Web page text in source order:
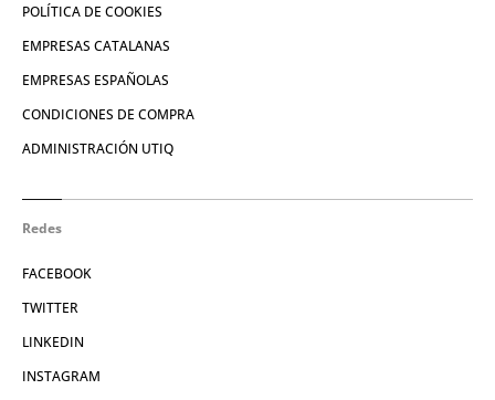
POLÍTICA DE COOKIES
EMPRESAS CATALANAS
EMPRESAS ESPAÑOLAS
CONDICIONES DE COMPRA
ADMINISTRACIÓN UTIQ
Redes
FACEBOOK
TWITTER
LINKEDIN
INSTAGRAM